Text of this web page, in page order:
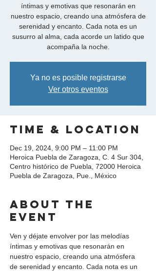
íntimas y emotivas que resonarán en
nuestro espacio, creando una atmósfera de
serenidad y encanto. Cada nota es un
susurro al alma, cada acorde un latido que
acompaña la noche.
Ya no es posible registrarse
Ver otros eventos
Time & Location
Dec 19, 2024, 9:00 PM – 11:00 PM
Heroica Puebla de Zaragoza, C. 4 Sur 304,
Centro histórico de Puebla, 72000 Heroica
Puebla de Zaragoza, Pue., México
About the
event
Ven y déjate envolver por las melodías
íntimas y emotivas que resonarán en
nuestro espacio, creando una atmósfera
de serenidad y encanto. Cada nota es un